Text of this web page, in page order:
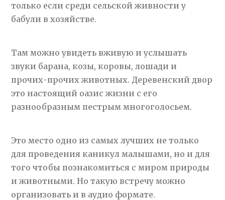
только если среди сельской живности у
бабули в хозяйстве.
Там можно увидеть вживую и услышать
звуки барана, козы, коровы, лошади и
прочих-прочих животных. Деревенский двор
это настоящий оазис жизни с его
разнообразным пестрым многоголосьем.
Это место одно из самых лучших не только
для проведения каникул малышами, но и для
того чтобы познакомиться с миром природы
и животными. Но такую встречу можно
организовать и в аудио формате.